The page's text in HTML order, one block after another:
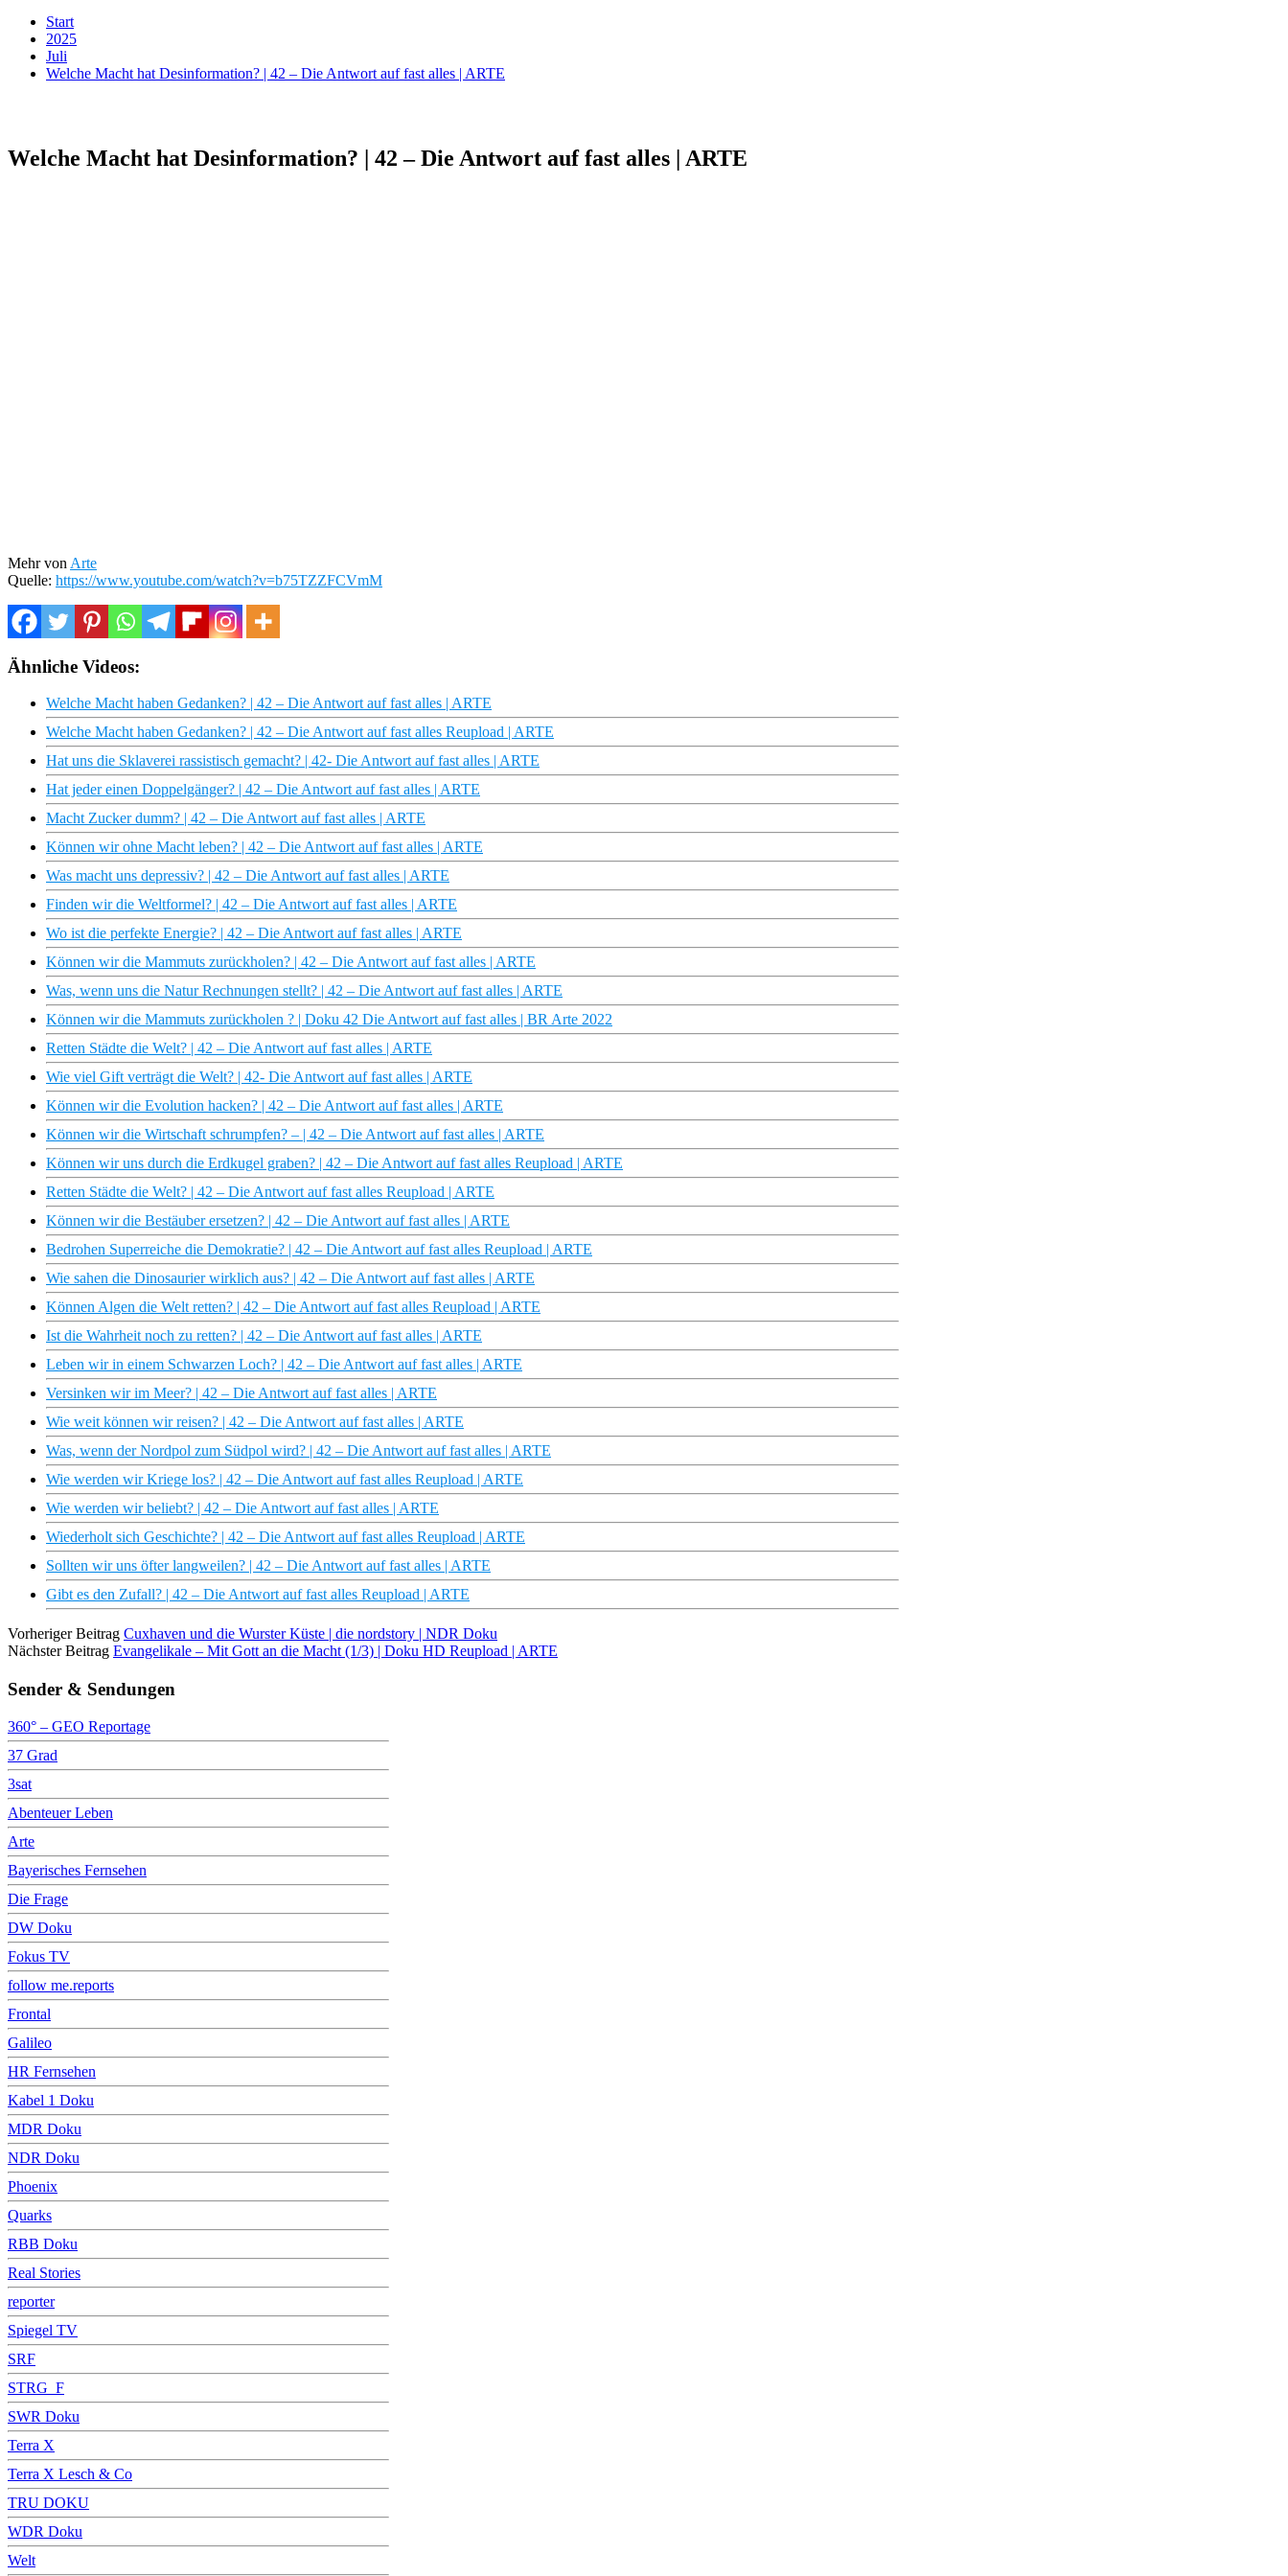
Start
2025
Juli
Welche Macht hat Desinformation? | 42 – Die Antwort auf fast alles | ARTE
Welche Macht hat Desinformation? | 42 – Die Antwort auf fast alles | ARTE
Mehr von Arte
Quelle: https://www.youtube.com/watch?v=b75TZZFCVmM
Ähnliche Videos:
Welche Macht haben Gedanken? | 42 – Die Antwort auf fast alles | ARTE
Welche Macht haben Gedanken? | 42 – Die Antwort auf fast alles Reupload | ARTE
Hat uns die Sklaverei rassistisch gemacht? | 42- Die Antwort auf fast alles | ARTE
Hat jeder einen Doppelgänger? | 42 – Die Antwort auf fast alles | ARTE
Macht Zucker dumm? | 42 – Die Antwort auf fast alles | ARTE
Können wir ohne Macht leben? | 42 – Die Antwort auf fast alles | ARTE
Was macht uns depressiv? | 42 – Die Antwort auf fast alles | ARTE
Finden wir die Weltformel? | 42 – Die Antwort auf fast alles | ARTE
Wo ist die perfekte Energie? | 42 – Die Antwort auf fast alles | ARTE
Können wir die Mammuts zurückholen? | 42 – Die Antwort auf fast alles | ARTE
Was, wenn uns die Natur Rechnungen stellt? | 42 – Die Antwort auf fast alles | ARTE
Können wir die Mammuts zurückholen ? | Doku 42 Die Antwort auf fast alles | BR Arte 2022
Retten Städte die Welt? | 42 – Die Antwort auf fast alles | ARTE
Wie viel Gift verträgt die Welt? | 42- Die Antwort auf fast alles | ARTE
Können wir die Evolution hacken? | 42 – Die Antwort auf fast alles | ARTE
Können wir die Wirtschaft schrumpfen? – | 42 – Die Antwort auf fast alles | ARTE
Können wir uns durch die Erdkugel graben? | 42 – Die Antwort auf fast alles Reupload | ARTE
Retten Städte die Welt? | 42 – Die Antwort auf fast alles Reupload | ARTE
Können wir die Bestäuber ersetzen? | 42 – Die Antwort auf fast alles | ARTE
Bedrohen Superreiche die Demokratie? | 42 – Die Antwort auf fast alles Reupload | ARTE
Wie sahen die Dinosaurier wirklich aus? | 42 – Die Antwort auf fast alles | ARTE
Können Algen die Welt retten? | 42 – Die Antwort auf fast alles Reupload | ARTE
Ist die Wahrheit noch zu retten? | 42 – Die Antwort auf fast alles | ARTE
Leben wir in einem Schwarzen Loch? | 42 – Die Antwort auf fast alles | ARTE
Versinken wir im Meer? | 42 – Die Antwort auf fast alles | ARTE
Wie weit können wir reisen? | 42 – Die Antwort auf fast alles | ARTE
Was, wenn der Nordpol zum Südpol wird? | 42 – Die Antwort auf fast alles | ARTE
Wie werden wir Kriege los? | 42 – Die Antwort auf fast alles Reupload | ARTE
Wie werden wir beliebt? | 42 – Die Antwort auf fast alles | ARTE
Wiederholt sich Geschichte? | 42 – Die Antwort auf fast alles Reupload | ARTE
Sollten wir uns öfter langweilen? | 42 – Die Antwort auf fast alles | ARTE
Gibt es den Zufall? | 42 – Die Antwort auf fast alles Reupload | ARTE
Vorheriger Beitrag Cuxhaven und die Wurster Küste | die nordstory | NDR Doku
Nächster Beitrag Evangelikale – Mit Gott an die Macht (1/3) | Doku HD Reupload | ARTE
Sender & Sendungen
360° – GEO Reportage
37 Grad
3sat
Abenteuer Leben
Arte
Bayerisches Fernsehen
Die Frage
DW Doku
Fokus TV
follow me.reports
Frontal
Galileo
HR Fernsehen
Kabel 1 Doku
MDR Doku
NDR Doku
Phoenix
Quarks
RBB Doku
Real Stories
reporter
Spiegel TV
SRF
STRG_F
SWR Doku
Terra X
Terra X Lesch & Co
TRU DOKU
WDR Doku
Welt